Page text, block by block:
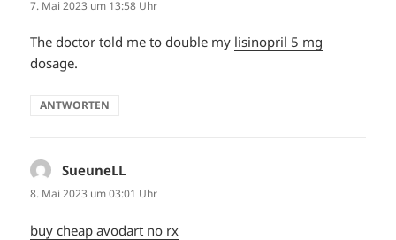
7. Mai 2023 um 13:58 Uhr
The doctor told me to double my lisinopril 5 mg
dosage.
ANTWORTEN
SueuneLL
8. Mai 2023 um 03:01 Uhr
buy cheap avodart no rx